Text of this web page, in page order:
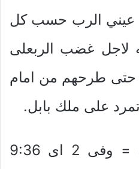
عيني الرب حسب كل
لاجل غضب الربعلى
حتى طرحهم من امام
على ملك بابل.
إبنثمانى عشرة سنة = وفى 2 اى 9:36